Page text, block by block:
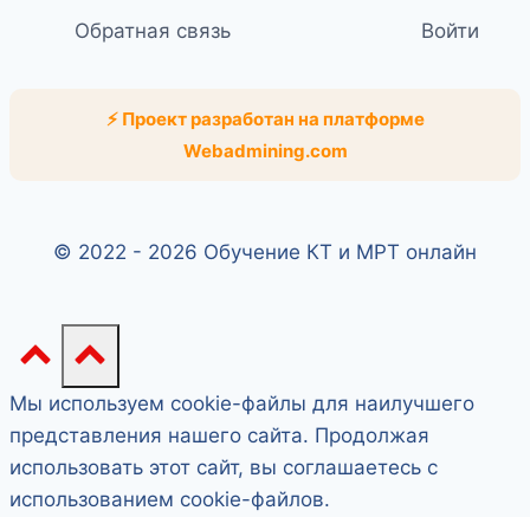
Обратная связь
Войти
⚡ Проект разработан на платформе
Webadmining.com
© 2022 - 2026 Обучение КТ и МРТ онлайн
Мы используем cookie-файлы для наилучшего
представления нашего сайта. Продолжая
использовать этот сайт, вы соглашаетесь с
использованием cookie-файлов.